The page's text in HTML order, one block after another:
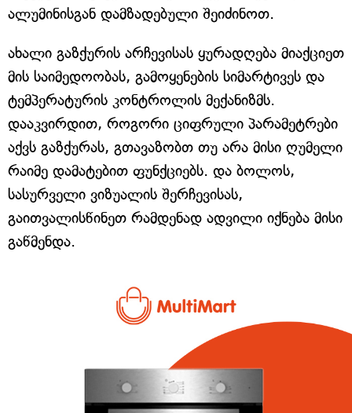
ალუმინისგან დამზადებული შეიძინოთ.
ახალი გაზქურის არჩევისას ყურადღება მიაქციეთ
მის საიმედოობას, გამოყენების სიმარტივეს და
ტემპერატურის კონტროლის მექანიზმს.
დააკვირდით, როგორი ციფრული პარამეტრები
აქვს გაზქურას, გთავაზობთ თუ არა მისი ღუმელი
რაიმე დამატებით ფუნქციებს. და ბოლოს,
სასურველი ვიზუალის შერჩევისას,
გაითვალისწინეთ რამდენად ადვილი იქნება მისი
გაწმენდა.